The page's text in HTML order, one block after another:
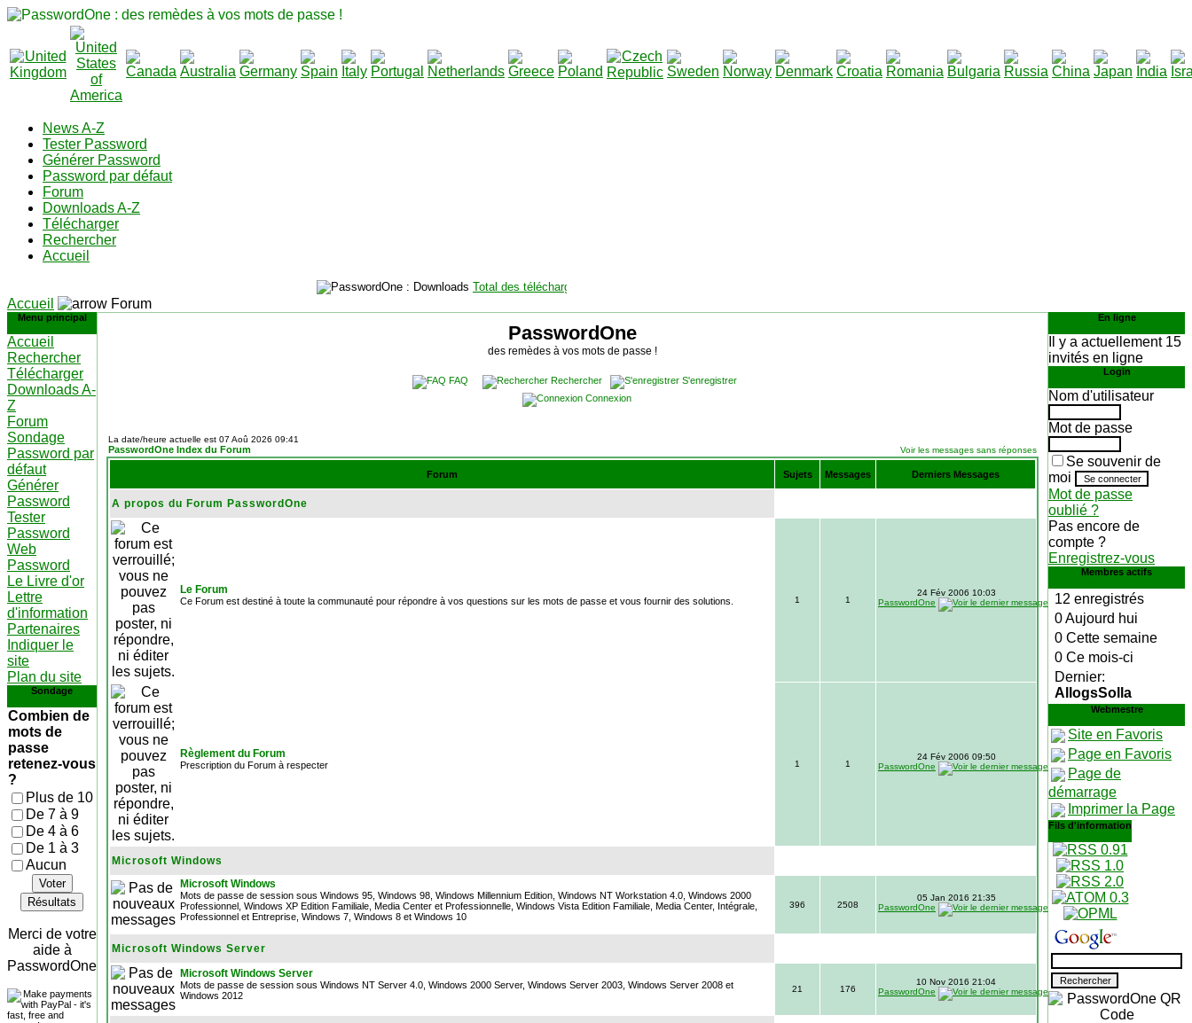
News A-Z
Tester Password
Générer Password
Password par défaut
Forum
Downloads A-Z
Télécharger
Rechercher
Accueil
Total des téléchargements
Accueil
Forum
Menu principal
Accueil
Rechercher
Télécharger
Downloads A-
Z
Forum
Sondage
Password par
défaut
Générer
Password
Tester
Password
Web
Password
Le Livre d'or
Lettre
d'information
Partenaires
Indiquer le
site
Plan du site
Sondage
Combien de
mots de
passe
retenez-vous
?
Plus de 10
De 7 à 9
De 4 à 6
De 1 à 3
Aucun
Voter
Résultats
Merci de votre
aide à
PasswordOne
PasswordOne
des remèdes à vos mots de passe !
FAQ Rechercher
S'enregistrer
Connexion
La date/heure actuelle est 07 Aoû 2026 09:41
PasswordOne Index du Forum Voir les messages sans réponses
Forum Sujets Messages Derniers Messages
A propos du Forum PasswordOne
Le Forum
Ce Forum est destiné à toute la communauté pour répondre à vos questions sur les mots de passe et vous fournir des solutions. 1 1
24 Fév 2006 10:03
PasswordOne
Règlement du Forum
Prescription du Forum à respecter 1 1
24 Fév 2006 09:50
PasswordOne
Microsoft Windows
Microsoft Windows
Mots de passe de session sous Windows 95, Windows 98, Windows Millennium Edition, Windows NT Workstation 4.0, Windows 2000
Professionnel, Windows XP Edition Familiale, Media Center et Professionnelle, Windows Vista Edition Familiale, Media Center, Intégrale,
Professionnel et Entreprise, Windows 7, Windows 8 et Windows 10
396 2508
05 Jan 2016 21:35
PasswordOne
Microsoft Windows Server
Microsoft Windows Server
Mots de passe de session sous Windows NT Server 4.0, Windows 2000 Server, Windows Server 2003, Windows Server 2008 et
Windows 2012
21 176
10 Nov 2016 21:04
PasswordOne
En ligne
Il y a actuellement 15
invités en ligne
Login
Nom d'utilisateur
Mot de passe
Se souvenir de
moi
Mot de passe
oublié ?
Pas encore de
compte ?
Enregistrez-vous
Membres actifs
12 enregistrés
0 Aujourd hui
0 Cette semaine
0 Ce mois-ci
Dernier:
AllogsSolla
Webmestre
Site en Favoris
Page en Favoris
Page de
démarrage
Imprimer la Page
Fils d'information